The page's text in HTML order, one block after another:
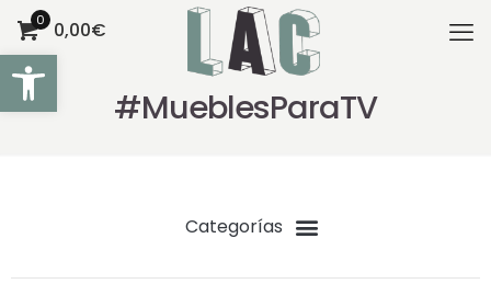
Abrir barra de herramientas
0 0,00€
#MueblesParaTV